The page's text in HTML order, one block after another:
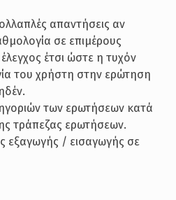
απαντήσεις αν
σε επιμέρους
έτσι ώστε η τυχόν
του χρήστη στην ερώτηση
των ερωτήσεων κατά
τράπεζας ερωτήσεων.
εξαγωγής / εισαγωγής σε